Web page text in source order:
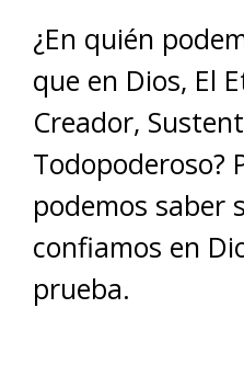
¿En quién
que en Dios, El
Creador,
Todopoderoso?
podemos saber
confiamos en
prueba.